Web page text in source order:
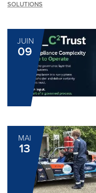
SOLUTIONS
JUIN
09
MAI
13